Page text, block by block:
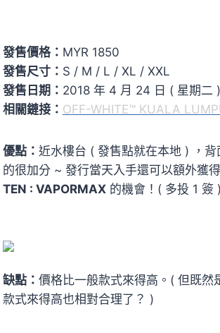
發售價格： MYR 1850
發售尺寸： S / M / L / XL / XXL
發售日期： 2018 年 4 月 24 日 ( 星期二 )
相關鏈接： OFF-WHITE™ KUALA
優點： 近水樓台 ( 發售點就在本地 ) ，
的很加分 ~ 發行當天入手還可以額外獲
TEN : VAPORMAX 的機會！( 多投 1 簽 )
缺點： 價格比一般款式來得高。( 但既然
款式來得高也相對合理了？ )